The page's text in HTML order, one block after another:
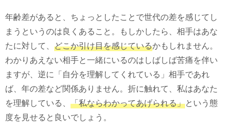
年齢差があると、ちょっとしたことで世代の差を感じてし
まうというのは良くあること。もしかしたら、相手はあな
たに対して、 どこか引け目を感じているかもしれません。
わかりあえない相手と一緒にいるのはしばしば苦痛を伴い
ますが、逆に「自分を理解してくれている」相手であれ
ば、年の差など関係ありません。折に触れて、私はあなた
を理解している、 「私ならわかってあげられる」という態
度を見せると良いでしょう。